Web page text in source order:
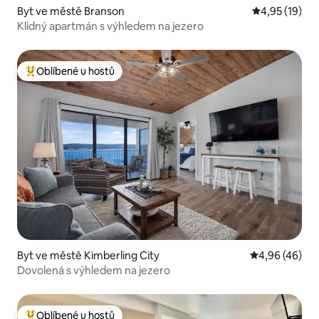
Byt ve městě Branson Průměrné
4,95 (19)
Klidný apartmán s výhledem na jezero
Nejlepší v kategorii Oblíbené u hostů
Oblíbené u hostů
Byt ve městě Kimberling City Průměrné
4,96 (46)
Dovolená s výhledem na jezero
Oblíbené u hostů